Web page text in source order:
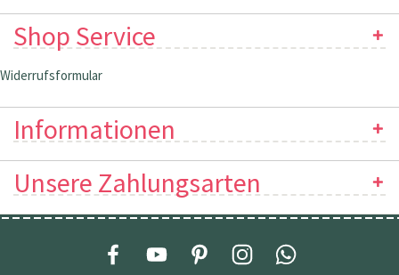
Shop Service
Widerrufsformular
Informationen
Unsere Zahlungsarten